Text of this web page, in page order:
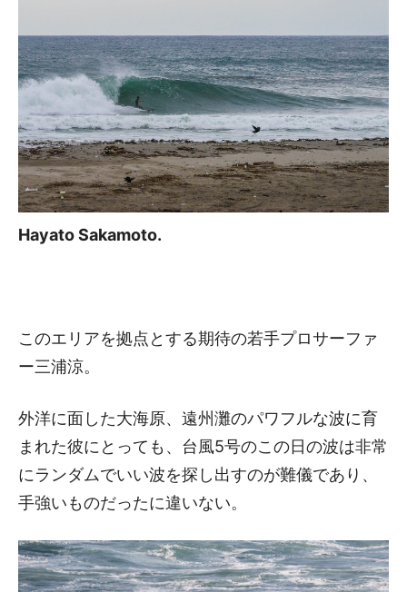
Hayato Sakamoto.
このエリアを拠点とする期待の若手プロサーファ
ー三浦涼。
外洋に面した大海原、遠州灘のパワフルな波に育
まれた彼にとっても、台風5号のこの日の波は非常
にランダムでいい波を探し出すのが難儀であり、
手強いものだったに違いない。